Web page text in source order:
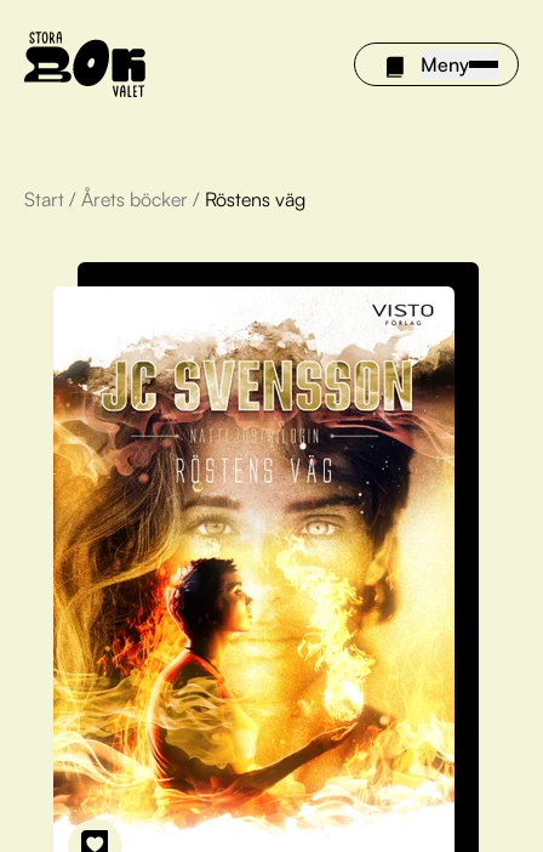
Meny
Årets böcker
Om Stora bokvalet
Olivia tipsar
Vinnare
FAQ
För bibliotek
Start / Årets böcker / Röstens väg